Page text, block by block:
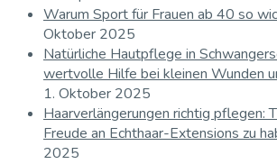
Warum Sport für Frauen ab 40 so
Oktober 2025
Natürliche Hautpflege in
wertvolle Hilfe bei kleinen Wunden
1. Oktober 2025
Haarverlängerungen richtig pflegen:
Freude an Echthaar-Extensions zu
2025